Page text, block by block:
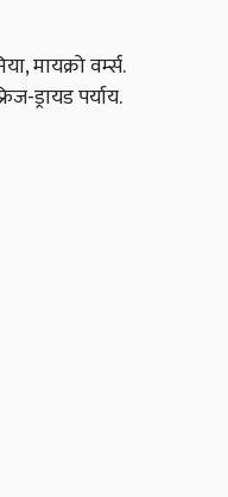
मायक्रो वर्म्स.
ड्रायड पर्याय.